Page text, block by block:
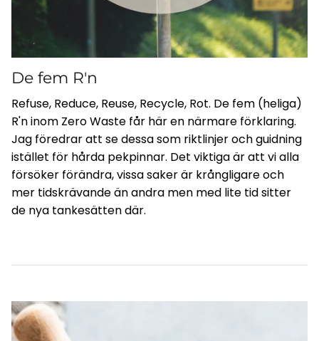
De fem R'n
Refuse, Reduce, Reuse, Recycle, Rot. De fem (heliga)
R'n inom Zero Waste får här en närmare förklaring.
Jag föredrar att se dessa som riktlinjer och guidning
istället för hårda pekpinnar. Det viktiga är att vi alla
försöker förändra, vissa saker är krångligare och
mer tidskrävande än andra men med lite tid sitter
de nya tankesätten där.